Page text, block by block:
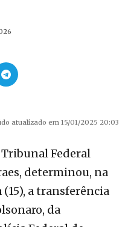
atualizado em 15/01/2025 20:03
Federal
determinou, na
a transferência
da